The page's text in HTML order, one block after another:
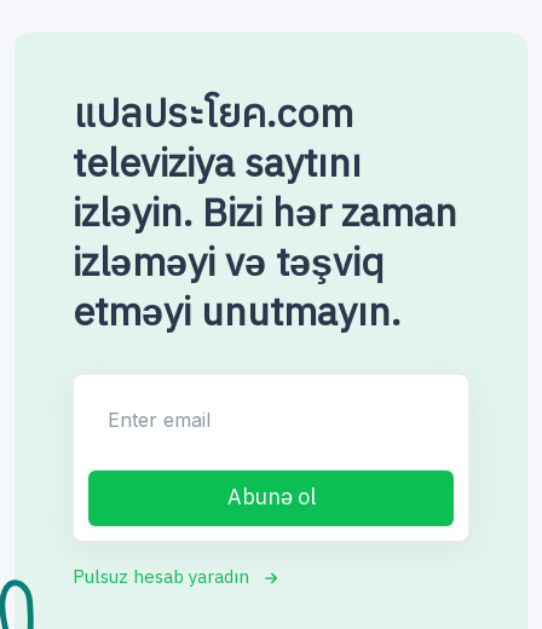
แปลประโยค.com
televiziya saytını
izləyin. Bizi hər zaman
izləməyi və təşviq
etməyi unutmayın.
Abunə ol
Pulsuz hesab yaradın